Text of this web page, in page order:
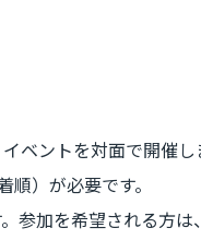
ベントを対面で開催し
）が必要です。
参加を希望される方